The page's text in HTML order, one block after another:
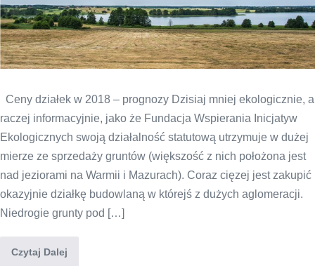
Ceny działek w 2018 – prognozy Dzisiaj mniej ekologicznie, a
raczej informacyjnie, jako że Fundacja Wspierania Inicjatyw
Ekologicznych swoją działalność statutową utrzymuje w dużej
mierze ze sprzedaży gruntów (większość z nich położona jest
nad jeziorami na Warmii i Mazurach). Coraz cięzej jest zakupić
okazyjnie działkę budowlaną w którejś z dużych aglomeracji.
Niedrogie grunty pod […]
Czytaj Dalej